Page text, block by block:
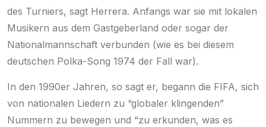
des Turniers, sagt Herrera. Anfangs war sie mit lokalen
Musikern aus dem Gastgeberland oder sogar der
Nationalmannschaft verbunden (wie es bei diesem
deutschen Polka-Song 1974 der Fall war).
In den 1990er Jahren, so sagt er, begann die FIFA, sich
von nationalen Liedern zu “globaler klingenden”
Nummern zu bewegen und “zu erkunden, was es